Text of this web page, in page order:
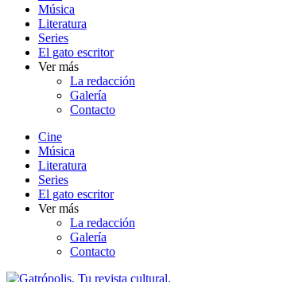
Música
Literatura
Series
El gato escritor
Ver más
La redacción
Galería
Contacto
Cine
Música
Literatura
Series
El gato escritor
Ver más
La redacción
Galería
Contacto